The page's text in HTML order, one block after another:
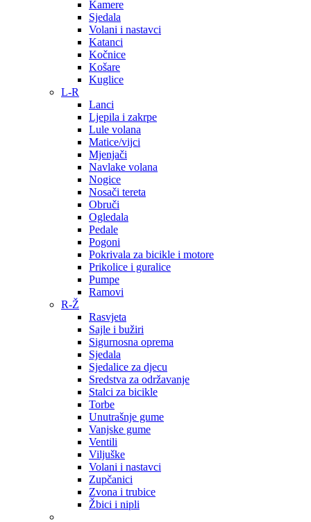
Kamere
Sjedala
Volani i nastavci
Katanci
Kočnice
Košare
Kuglice
L-R
Lanci
Ljepila i zakrpe
Lule volana
Matice/vijci
Mjenjači
Navlake volana
Nogice
Nosači tereta
Obruči
Ogledala
Pedale
Pogoni
Pokrivala za bicikle i motore
Prikolice i guralice
Pumpe
Ramovi
R-Ž
Rasvjeta
Sajle i bužiri
Sigurnosna oprema
Sjedala
Sjedalice za djecu
Sredstva za održavanje
Stalci za bicikle
Torbe
Unutrašnje gume
Vanjske gume
Ventili
Viljuške
Volani i nastavci
Zupčanici
Zvona i trubice
Žbici i nipli